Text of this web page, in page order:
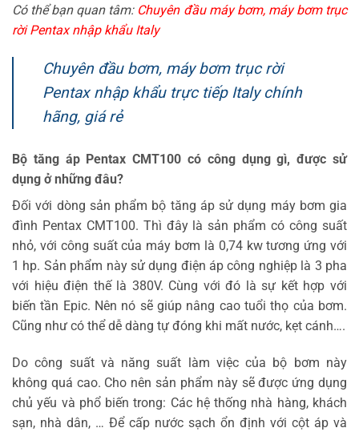
Có thể bạn quan tâm: Chuyên đầu máy bơm, máy bơm trục
rời Pentax nhập khẩu Italy
Chuyên đầu bơm, máy bơm trục rời
Pentax nhập khẩu trực tiếp Italy chính
hãng, giá rẻ
Bộ tăng áp Pentax CMT100 có công dụng gì, được sử
dụng ở những đâu?
Đối với dòng sản phẩm bộ tăng áp sử dụng máy bơm gia
đình Pentax CMT100. Thì đây là sản phẩm có công suất
nhỏ, với công suất của máy bơm là 0,74 kw tương ứng với
1 hp. Sản phẩm này sử dụng điện áp công nghiệp là 3 pha
với hiệu điện thế là 380V. Cùng với đó là sự kết hợp với
biến tần Epic. Nên nó sẽ giúp nâng cao tuổi thọ của bơm.
Cũng như có thể dễ dàng tự đóng khi mất nước, kẹt cánh….
Do công suất và năng suất làm việc của bộ bơm này
không quá cao. Cho nên sản phẩm này sẽ được ứng dụng
chủ yếu và phổ biến trong: Các hệ thống nhà hàng, khách
sạn, nhà dân, … Để cấp nước sạch ổn định với cột áp và